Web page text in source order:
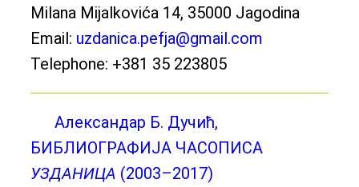
Milana Mijalkovića 14, 35000 Jagodina
Email: uzdanica.pefja@gmail.com
Telephone: +381 35 223805
Александар Б. Дучић,
БИБЛИОГРАФИЈА ЧАСОПИСА
УЗДАНИЦA (2003–2017)